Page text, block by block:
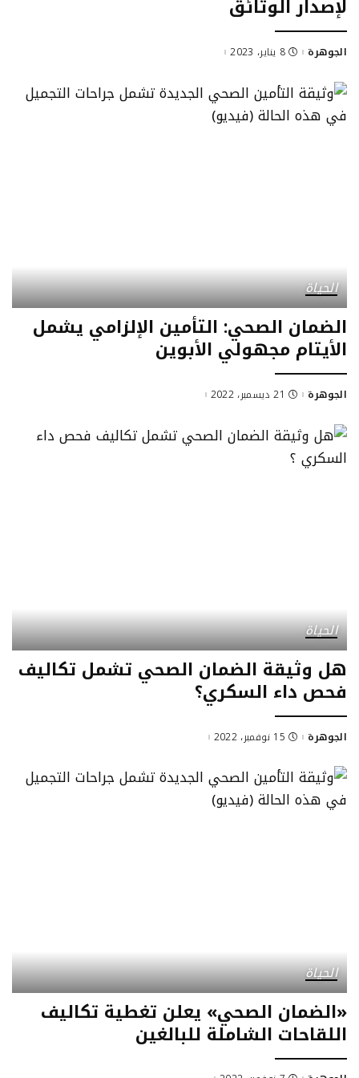
لإصدار الوثائق
Posted
الجوهرة 8 يناير، 2023
الحياة
الضمان الصحي: التأمين الإلزامي يشمل
الأيتام مجهولي الأبوين
Posted
الجوهرة 21 ديسمبر، 2022
الحياة
هل وثيقة الضمان الصحي تشمل تكاليف
فحص داء السكري؟
Posted
الجوهرة 15 نوفمبر، 2022
الحياة
«الضمان الصحي» يعلن تغطية تكاليف
اللقاحات الشاملة للبالغين